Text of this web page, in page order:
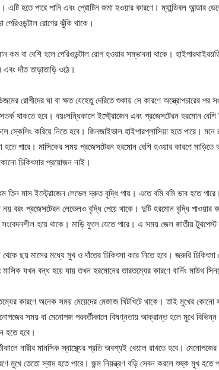
এটি হতে পারে পানি এবং প্রোটিন জমা হওয়ার কারণে। ম্যান্ডিবল আন্ডার
পেরিওডন্টাল রোগের ঝুঁকি থাকে।
কম বা বেশি হলে পেরিওডন্টাল রোগ হওয়ার সম্ভাবনা থাকে।
দাঁত তাড়াতাড়ি ওঠে।
রোগীদের ঘা বা ক্ষত যেহেতু দেরিতে শুকায় সে কারণে অস্ত্রোপচারের
সতর্ক থাকতে হবে। বয়ঃসন্ধিকালে ইস্ট্রোজেন এবং প্রজেসটেরন হরমোন বেশি
স্কেলিং করিয়ে নিতে হবে। জিনজাইভাল হাইপারপ্লাসিয়া হতে পারে।
হতে পারে। মাসিকের সময় প্রজেসটেরন হরমোন বেশি হওয়ার কারণে
চিকিৎসার প্রয়োজন নাই।
তিন মাস ইস্ট্রোজেন লেভেল দ্রুত বৃদ্ধি পায়। এতে বমি বমি ভাব হতে
বরং প্রজেসটেরন লেভেলও বৃদ্ধি পেয়ে থাকে। দুটি হরমোন বৃদ্ধি পাওয়ার
হয়ে থাকে। মাড়ি ফুলে যেতে পারে। এ সময় জেল জাতীয় টুথপেস্ট
থেকে ছয় মাসের মধ্যে মুখ ও দাঁতের চিকিৎসা করে নিতে হবে। জরুরি
যখন বন্ধ হয়ে যায় তখন হরমোনের তারতম্যের কারণে বার্নিং মাউথ
কারণে অনেক সময় মেয়েদের মেজাজ খিটখিটে থাকে। তাই মুখের কোনো
সময় বা মেনোপজ পরবর্তীকালে বিষণ্নতায় আক্রান্ত হলে মুখে
হতে হবে।
নারীর মানসিক স্বাস্থ্যের প্রতি অবশ্যই খেয়াল রাখতে হবে।
মুখে তেতো স্বাদ হতে পারে। জন্ম নিয়ন্ত্রণ বড়ি সেবন করলে শুষ্ক মুখ হতে